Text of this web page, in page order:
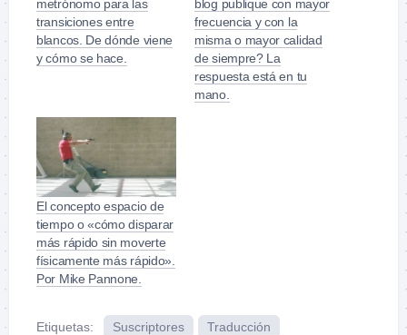
metrónomo para las
transiciones entre
blancos. De dónde viene
y cómo se hace.
blog publique con mayor
frecuencia y con la
misma o mayor calidad
de siempre? La
respuesta está en tu
mano.
El concepto espacio de
tiempo o «cómo disparar
más rápido sin moverte
físicamente más rápido».
Por Mike Pannone.
Etiquetas: Suscriptores Traducción